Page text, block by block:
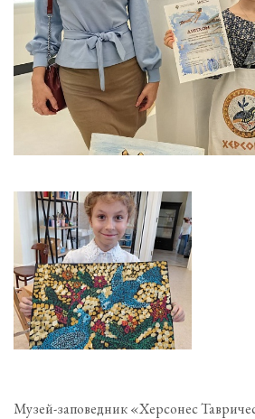
Музей-заповедник «Херсонес